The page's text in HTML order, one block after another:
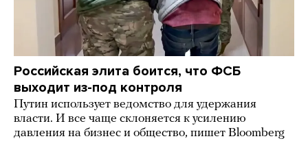
Российская элита боится, что ФСБ
выходит из-под контроля
Путин использует ведомство для удержания
власти. И все чаще склоняется к усилению
давления на бизнес и общество, пишет Bloomberg